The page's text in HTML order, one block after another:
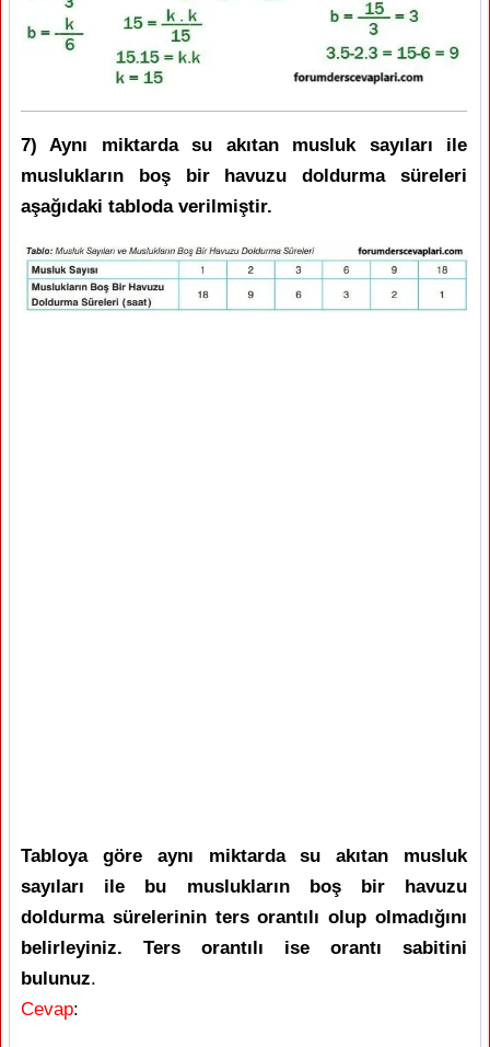
7) Aynı miktarda su akıtan musluk sayıları ile
muslukların boş bir havuzu doldurma süreleri
aşağıdaki tabloda verilmiştir.
Tabloya göre aynı miktarda su akıtan musluk
sayıları ile bu muslukların boş bir havuzu
doldurma sürelerinin ters orantılı olup olmadığını
belirleyiniz. Ters orantılı ise orantı sabitini
bulunuz.
Cevap: